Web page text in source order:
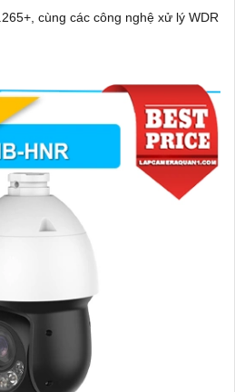
cùng các công nghệ xử lý WDR